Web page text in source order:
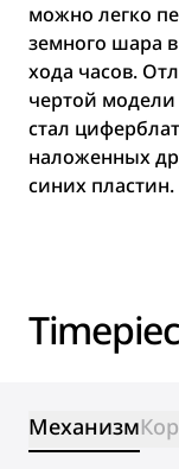
можно легко
земного шара
хода часов.
чертой модели
стал
наложенных
синих пластин.
Механизм